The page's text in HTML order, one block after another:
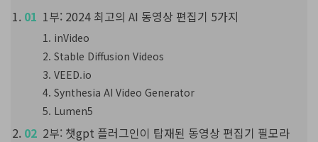
1부: 2024 최고의 AI 동영상 편집기 5가지
inVideo
Stable Diffusion Videos
VEED.io
Synthesia AI Video Generator
Lumen5
2부: 챗gpt 플러그인이 탑재된 동영상 편집기 필모라